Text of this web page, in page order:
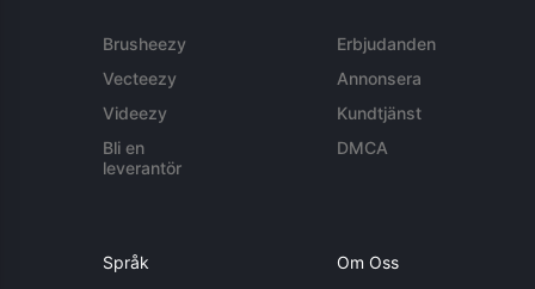
Brusheezy
Vecteezy
Videezy
Bli en
leverantör
Erbjudanden
Annonsera
Kundtjänst
DMCA
Språk Om Oss